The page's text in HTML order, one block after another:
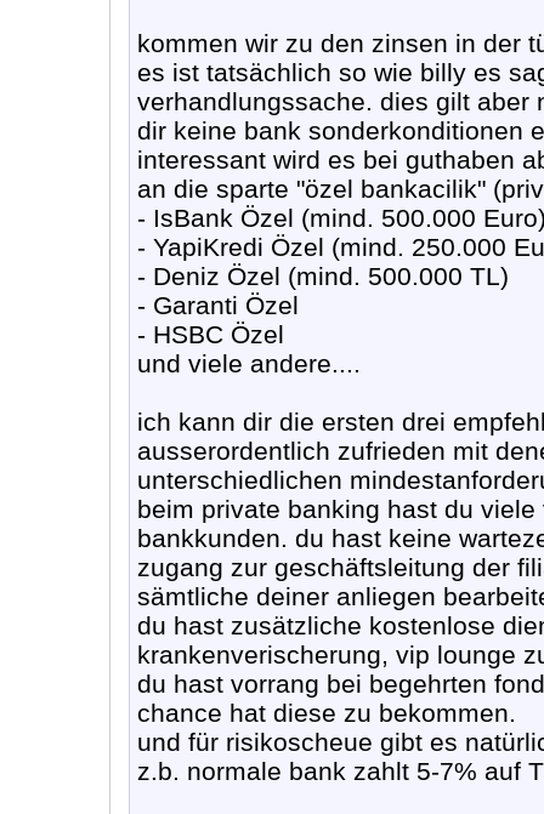
kommen wir zu den zinsen in der
es ist tatsächlich so wie billy es
verhandlungssache. dies gilt aber
dir keine bank sonderkonditionen
interessant wird es bei guthaben
an die sparte "özel bankacilik"
- IsBank Özel (mind. 500.000
- YapiKredi Özel (mind. 250.000
- Deniz Özel (mind. 500.000 TL)
- Garanti Özel
- HSBC Özel
und viele andere....
ich kann dir die ersten drei
ausserordentlich zufrieden mit
unterschiedlichen
beim private banking hast du
bankkunden. du hast keine
zugang zur geschäftsleitung der
sämtliche deiner anliegen
du hast zusätzliche kostenlose
krankenverischerung, vip lounge
du hast vorrang bei begehrten
chance hat diese zu bekommen.
und für risikoscheue gibt es
z.b. normale bank zahlt 5-7% auf